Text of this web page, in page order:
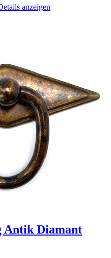
anzeigen
Antik Diamant